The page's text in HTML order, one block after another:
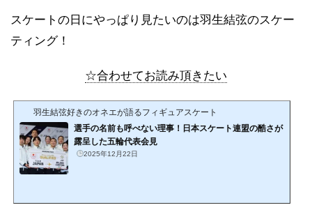
スケートの日にやっぱり見たいのは羽生結弦のスケー
ティング！
☆合わせてお読み頂きたい
羽生結弦好きのオネエが語るフィギュアスケート
選手の名前も呼べない理事！日本スケート連盟の酷さが
露呈した五輪代表会見
2025年12月22日